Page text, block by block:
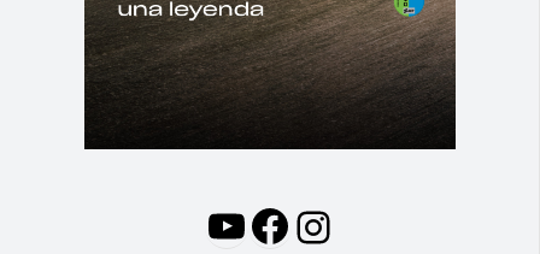
YouTube
Facebook
Instagram